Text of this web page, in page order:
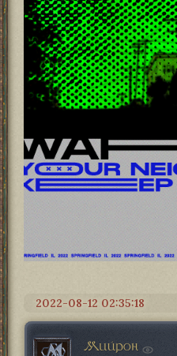
2022-08-12 02:35:18
Мийрон